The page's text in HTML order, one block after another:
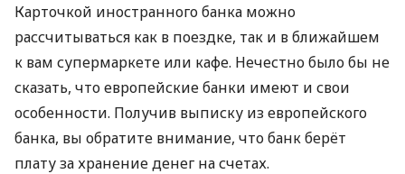
Карточкой иностранного банка можно
рассчитываться как в поездке, так и в ближайшем
к вам супермаркете или кафе. Нечестно было бы не
сказать, что европейские банки имеют и свои
особенности. Получив выписку из европейского
банка, вы обратите внимание, что банк берёт
плату за хранение денег на счетах.